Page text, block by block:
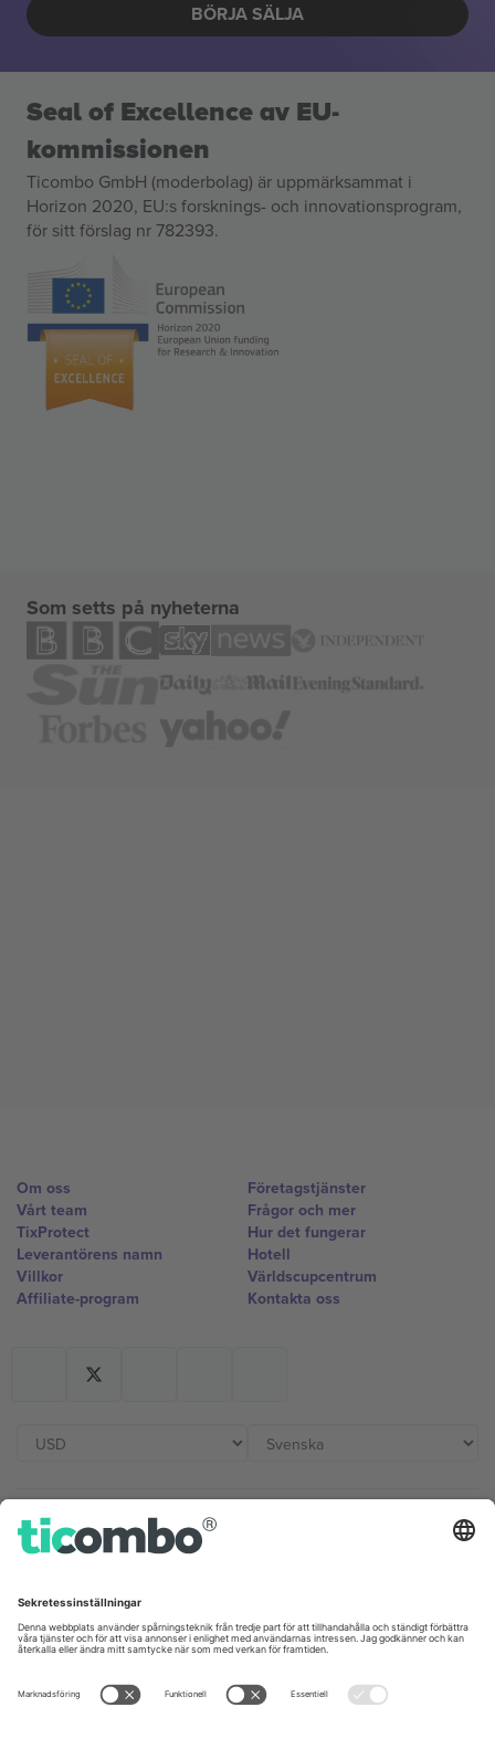
BÖRJA SÄLJA
Seal of Excellence av EU-
kommissionen
Ticombo GmbH (moderbolag) är uppmärksammat i
Horizon 2020, EU:s forsknings- och innovationsprogram,
för sitt förslag nr 782393.
Som setts på nyheterna
Om oss
Vårt team
TixProtect
Leverantörens namn
Villkor
Affiliate-program
Företagstjänster
Frågor och mer
Hur det fungerar
Hotell
Världscupcentrum
Kontakta oss
Kontor och support
Unter den Linden 24, 10117
Berlin, Germany
London, EC1V 1AW, United
Kingdom
United States
Switzerland